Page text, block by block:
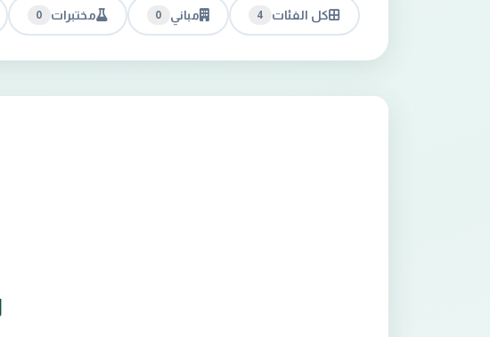
كل الفئات 4 مباني 0 مختبرات 0